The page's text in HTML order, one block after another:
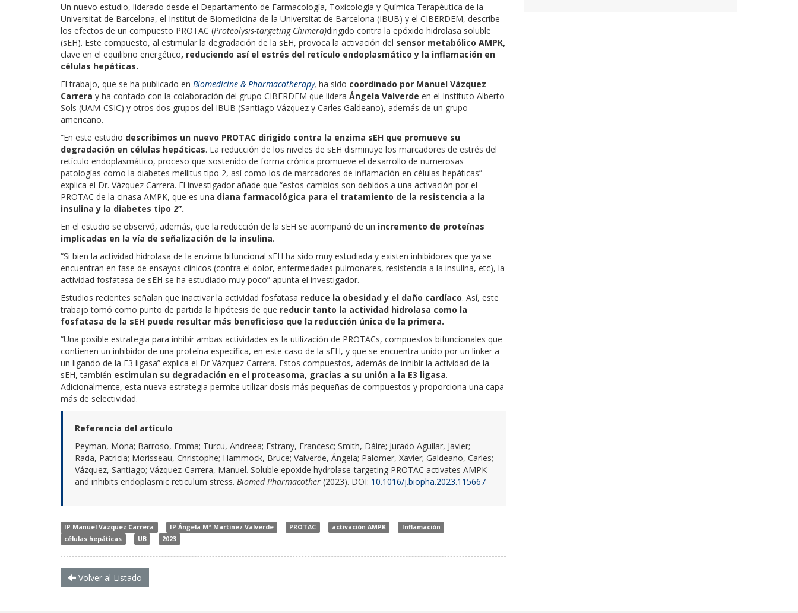
Un nuevo estudio, liderado desde el Departamento de Farmacología, Toxicología y Química Terapéutica de la
Universitat de Barcelona, el Institut de Biomedicina de la Universitat de Barcelona (IBUB) y el CIBERDEM, describe
los efectos de un compuesto PROTAC (Proteolysis-targeting Chimera)dirigido contra la epóxido hidrolasa soluble
(sEH). Este compuesto, al estimular la degradación de la sEH, provoca la activación del sensor metabólico AMPK,
clave en el equilibrio energético, reduciendo así el estrés del retículo endoplasmático y la inflamación en
células hepáticas.
El trabajo, que se ha publicado en Biomedicine & Pharmacotherapy, ha sido coordinado por Manuel Vázquez
Carrera y ha contado con la colaboración del grupo CIBERDEM que lidera Ángela Valverde en el Instituto Alberto
Sols (UAM-CSIC) y otros dos grupos del IBUB (Santiago Vázquez y Carles Galdeano), además de un grupo
americano.
“En este estudio describimos un nuevo PROTAC dirigido contra la enzima sEH que promueve su
degradación en células hepáticas. La reducción de los niveles de sEH disminuye los marcadores de estrés del
retículo endoplasmático, proceso que sostenido de forma crónica promueve el desarrollo de numerosas
patologías como la diabetes mellitus tipo 2, así como los de marcadores de inflamación en células hepáticas”
explica el Dr. Vázquez Carrera. El investigador añade que “estos cambios son debidos a una activación por el
PROTAC de la cinasa AMPK, que es una diana farmacológica para el tratamiento de la resistencia a la
insulina y la diabetes tipo 2”.
En el estudio se observó, además, que la reducción de la sEH se acompañó de un incremento de proteínas
implicadas en la vía de señalización de la insulina.
“Si bien la actividad hidrolasa de la enzima bifuncional sEH ha sido muy estudiada y existen inhibidores que ya se
encuentran en fase de ensayos clínicos (contra el dolor, enfermedades pulmonares, resistencia a la insulina, etc), la
actividad fosfatasa de sEH se ha estudiado muy poco” apunta el investigador.
Estudios recientes señalan que inactivar la actividad fosfatasa reduce la obesidad y el daño cardíaco. Así, este
trabajo tomó como punto de partida la hipótesis de que reducir tanto la actividad hidrolasa como la
fosfatasa de la sEH puede resultar más beneficioso que la reducción única de la primera.
“Una posible estrategia para inhibir ambas actividades es la utilización de PROTACs, compuestos bifuncionales que
contienen un inhibidor de una proteína específica, en este caso de la sEH, y que se encuentra unido por un linker a
un ligando de la E3 ligasa” explica el Dr Vázquez Carrera. Estos compuestos, además de inhibir la actividad de la
sEH, también estimulan su degradación en el proteasoma, gracias a su unión a la E3 ligasa.
Adicionalmente, esta nueva estrategia permite utilizar dosis más pequeñas de compuestos y proporciona una capa
más de selectividad.
Referencia del artículo
Peyman, Mona; Barroso, Emma; Turcu, Andreea; Estrany, Francesc; Smith, Dáire; Jurado Aguilar, Javier;
Rada, Patricia; Morisseau, Christophe; Hammock, Bruce; Valverde, Ángela; Palomer, Xavier; Galdeano, Carles;
Vázquez, Santiago; Vázquez-Carrera, Manuel. Soluble epoxide hydrolase-targeting PROTAC activates AMPK
and inhibits endoplasmic reticulum stress. Biomed Pharmacother (2023). DOI: 10.1016/j.biopha.2023.115667
IP Manuel Vázquez Carrera IP Ángela Mª Martínez Valverde PROTAC activación AMPK
Inflamación
células hepáticas
UB 2023
Volver al Listado